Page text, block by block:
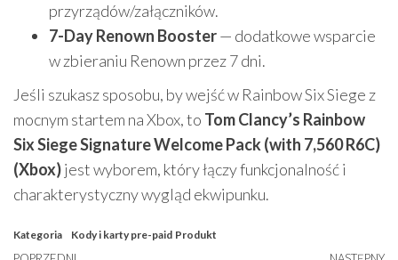
przyrządów/załączników.
7-Day Renown Booster— dodatkowe wsparcie
w zbieraniu Renown przez 7 dni.
Jeśli szukasz sposobu, by wejść w Rainbow Six Siege z
mocnym startem na Xbox, to Tom Clancy’s Rainbow
Six Siege Signature Welcome Pack (with 7,560 R6C)
(Xbox)jest wyborem, który łączy funkcjonalność i
charakterystyczny wygląd ekwipunku.
Kategoria Kody i karty pre-paid Produkt